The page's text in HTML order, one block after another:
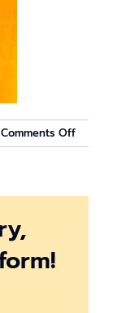
Comments Offon
AT